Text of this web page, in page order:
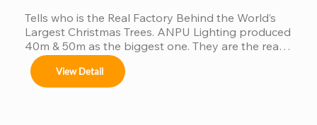
Tells who is the Real Factory Behind the World’s
Largest Christmas Trees. ANPU Lighting produced
40m & 50m as the biggest one. They are the real
China factory for Giant Christmas Tree.
View Detail